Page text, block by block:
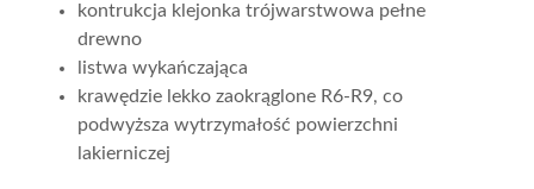
kontrukcja klejonka trójwarstwowa pełne
drewno
listwa wykańczająca
krawędzie lekko zaokrąglone R6-R9, co
podwyższa wytrzymałość powierzchni
lakierniczej